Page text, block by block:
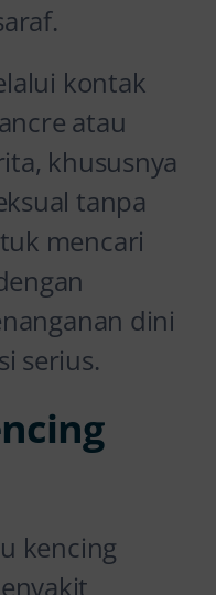
kontak
atau
khususnya
tanpa
mencari
dini
serius.
kencing